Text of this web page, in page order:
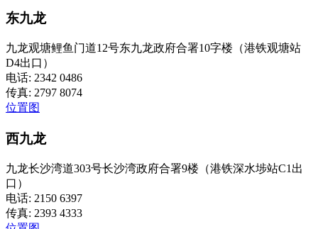
东九龙
九龙观塘鲤鱼门道12号东九龙政府合署10字楼（港铁观塘站
D4出口）
电话: 2342 0486
传真: 2797 8074
位置图
西九龙
九龙长沙湾道303号长沙湾政府合署9楼（港铁深水埗站C1出
口）
电话: 2150 6397
传真: 2393 4333